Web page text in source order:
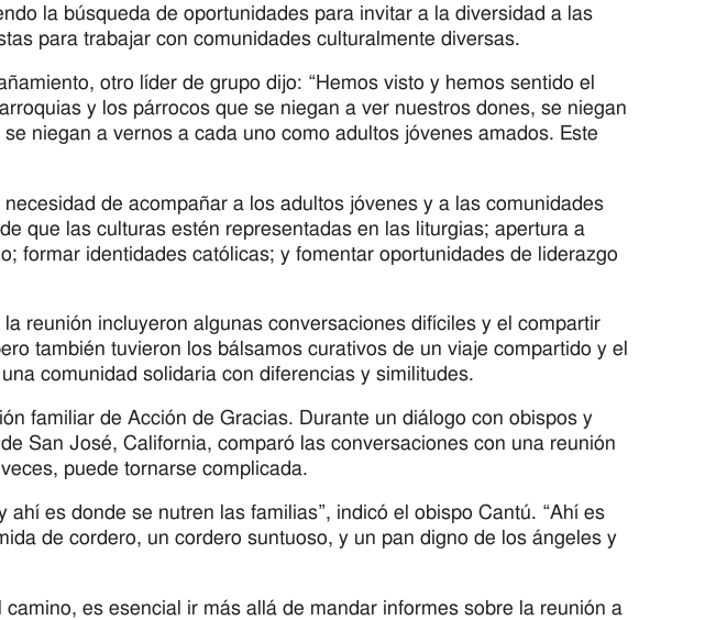
la búsqueda de oportunidades para invitar a la diversidad a las
para trabajar con comunidades culturalmente diversas.
otro líder de grupo dijo: “Hemos visto y hemos sentido el
y los párrocos que se niegan a ver nuestros dones, se niegan
niegan a vernos a cada uno como adultos jóvenes amados. Este
de acompañar a los adultos jóvenes y a las comunidades
que las culturas estén representadas en las liturgias; apertura a
formar identidades católicas; y fomentar oportunidades de liderazgo
reunión incluyeron algunas conversaciones difíciles y el compartir
también tuvieron los bálsamos curativos de un viaje compartido y el
comunidad solidaria con diferencias y similitudes.
familiar de Acción de Gracias. Durante un diálogo con obispos y
San José, California, comparó las conversaciones con una reunión
puede tornarse complicada.
ahí es donde se nutren las familias”, indicó el obispo Cantú. “Ahí es
de cordero, un cordero suntuoso, y un pan digno de los ángeles y
es esencial ir más allá de mandar informes sobre la reunión a